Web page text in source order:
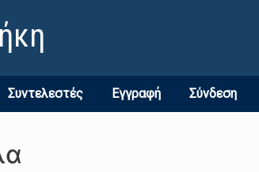
Συντελεστές Εγγραφή Σύνδεση